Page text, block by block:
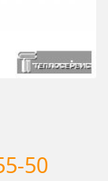
50